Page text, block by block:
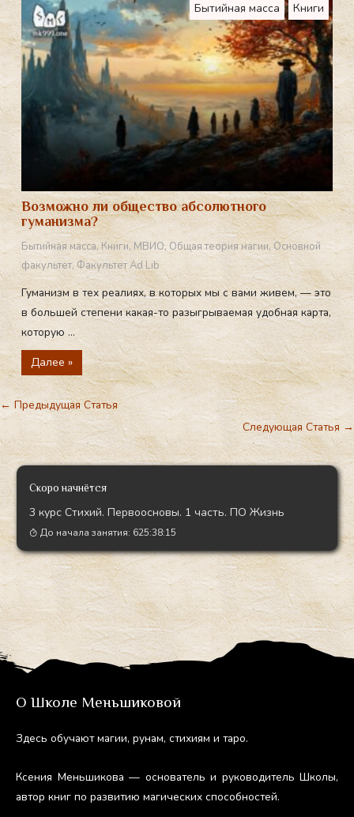
Бытийная масса Книги
Возможно ли общество абсолютного
гуманизма?
Бытийная масса,Книги, МВИО,Общая теория магии,Основной
факультет,Факультет Ad Lib
Гуманизм в тех реалиях, в которых мы с вами живем, — это
в большей степени какая-то разыгрываемая удобная карта,
которую ...
Далее »
←Предыдущая Статья
Следующая Статья →
Скоро начнётся
3 курс Стихий. Первоосновы. 1 часть. ПО Жизнь
До начала занятия: 625:38:14
О Школе Меньшиковой
Здесь обу­ча­ют ма­гии, ру­нам, сти­хи­ям и та­ро.
Ксе­ния Мень­ши­кова — ос­но­ватель и ру­ково­дитель Шко­лы,
ав­тор книг по раз­ви­тию ма­гичес­ких спо­соб­ностей.